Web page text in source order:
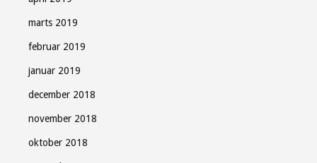
marts 2019
februar 2019
januar 2019
december 2018
november 2018
oktober 2018